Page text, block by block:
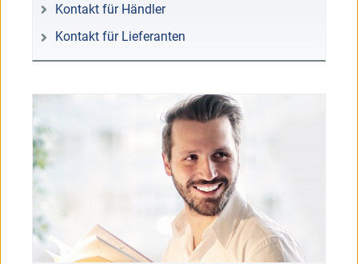
Kontakt für Händler
Kontakt für Lieferanten